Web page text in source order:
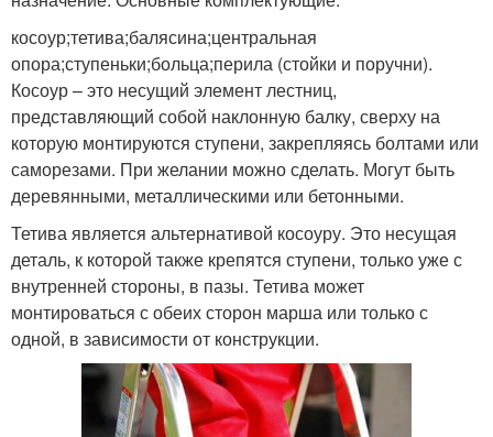
косоур;тетива;балясина;центральная
опора;ступеньки;больца;перила (стойки и поручни).
Косоур – это несущий элемент лестниц,
представляющий собой наклонную балку, сверху на
которую монтируются ступени, закрепляясь болтами или
саморезами. При желании можно сделать. Могут быть
деревянными, металлическими или бетонными.
Тетива является альтернативой косоуру. Это несущая
деталь, к которой также крепятся ступени, только уже с
внутренней стороны, в пазы. Тетива может
монтироваться с обеих сторон марша или только с
одной, в зависимости от конструкции.